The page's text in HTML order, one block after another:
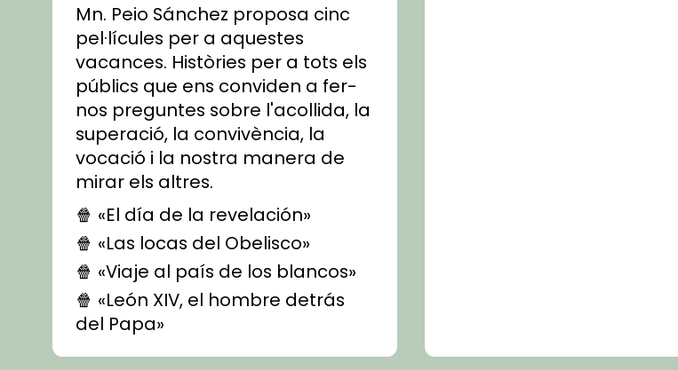
Mn. Peio Sánchez proposa cinc
pel·lícules per a aquestes
vacances. Històries per a tots els
públics que ens conviden a fer-
nos preguntes sobre l'acollida, la
superació, la convivència, la
vocació i la nostra manera de
mirar els altres.
🍿 «El día de la revelación»
🍿 «Las locas del Obelisco»
🍿 «Viaje al país de los blancos»
🍿 «León XIV, el hombre detrás
del Papa»
🍿 «Las ovejas detectives»